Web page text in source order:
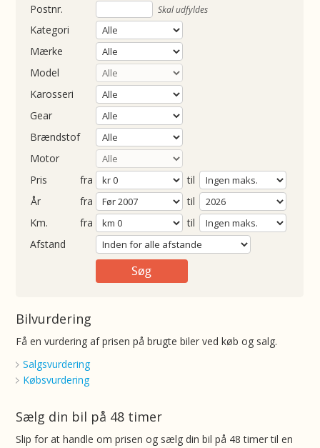
Skal udfyldes
Kategori
Mærke
Model
Karosseri
Gear
Brændstof
Motor
Pris
fra
til
fra
til
fra
til
Afstand
Bilvurdering
Få en vurdering af prisen på brugte biler ved køb og salg.
Salgsvurdering
Købsvurdering
Sælg din bil på 48 timer
Slip for at handle om prisen og sælg din bil på 48 timer til en